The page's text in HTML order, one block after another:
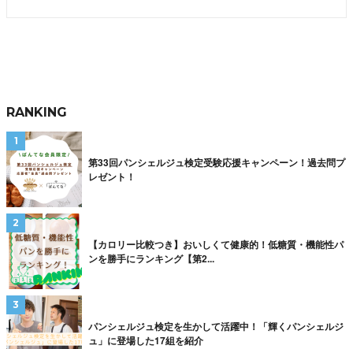
RANKING
第33回パンシェルジュ検定受験応援キャンペーン！過去問プ
レゼント！
【カロリー比較つき】おいしくて健康的！低糖質・機能性パ
ンを勝手にランキング【第2...
パンシェルジュ検定を生かして活躍中！「輝くパンシェルジ
ュ」に登場した17組を紹介